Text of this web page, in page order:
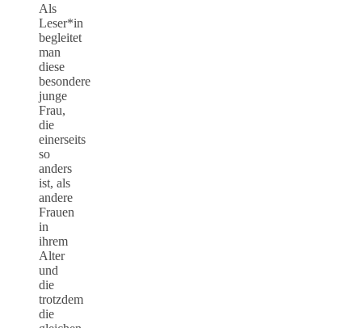
Als
Leser*in
begleitet
man
diese
besondere
junge
Frau,
die
einerseits
so
anders
ist, als
andere
Frauen
in
ihrem
Alter
und
die
trotzdem
die